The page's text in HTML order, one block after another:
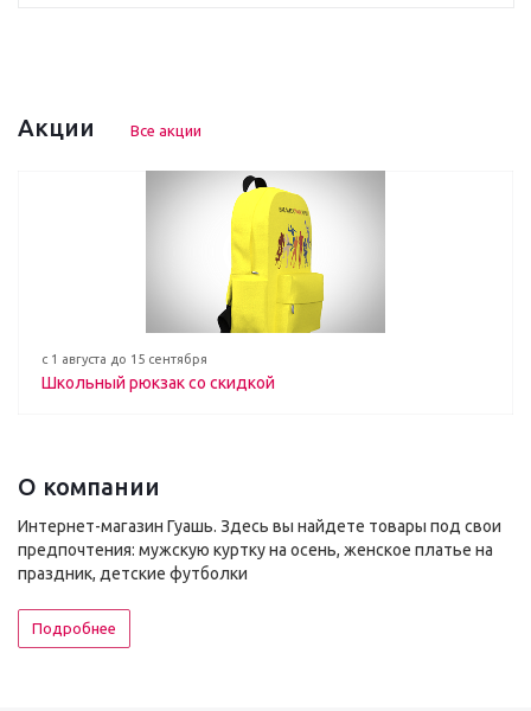
Акции Все акции
с 1 августа до 15 сентября
Школьный рюкзак со скидкой
О компании
Интернет-магазин Гуашь. Здесь вы найдете товары под свои
предпочтения: мужскую куртку на осень, женское платье на
праздник, детские футболки
Подробнее